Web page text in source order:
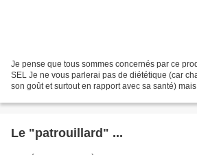
Je pense que tous sommes concernés par ce
SEL Je ne vous parlerai pas de diététique (car
son goût et surtout en rapport avec sa santé)
Le "patrouillard" ...